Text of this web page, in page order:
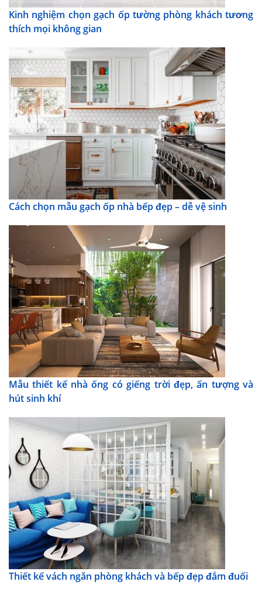
Kinh nghiệm chọn gạch ốp tường phòng khách tương
thích mọi không gian
Cách chọn mẫu gạch ốp nhà bếp đẹp – dễ vệ sinh
Mẫu thiết kế nhà ống có giếng trời đẹp, ấn tượng và
hút sinh khí
Thiết kế vách ngăn phòng khách và bếp đẹp đắm đuối